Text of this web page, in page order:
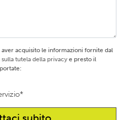
acquisito le informazioni fornite dal
tutela della privacy e presto il